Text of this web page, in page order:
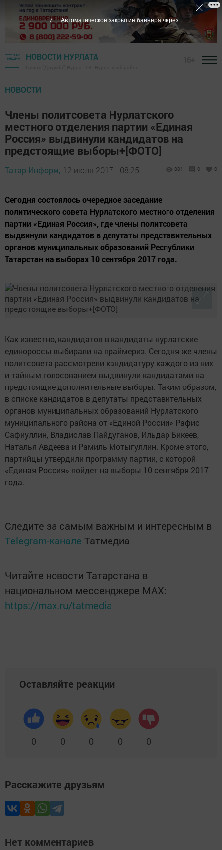
НОВОСТИ НУРЛАТА
НОВОСТИ
Члены политсовета Нурлатского
местного отделения партии «Единая
Россия» выдвинули кандидатов на
предстоящие выборы+[ФОТО]
Татар-Информ, 12 июля 2017 - 08:25 881 0 0
Сегодня состоялось очередное заседание
политического совета Нурлатского местного отделения
партии «Единая Россия», где члены политсовета
выдвинули кандидатов в депутаты представительных
органов муниципальных образований Республики
Татарстан на выборах 10 сентября 2017 года.
Как известно, кандидатов в кандидаты нурлатские
единороссы выбирали на праймериз. Сегодня же члены
политсовета рассмотрели кандидатуру каждого из них
и тайным голосованием выдвинули кандидатами на
предстоящие дополнительные выборы. Таким образом,
в списке кандидатов в депутаты представительных
органов муниципальных образований Нурлатского
муниципального района от «Единой России» Рафис
Сафиуллин, Владислав Пайдуганов, Ильдар Бикеев,
Наталья Авдеева и Рамиль Мотыгуллин. Кроме этого,
партийцы утвердили программу партии, с которой
«Единая Россия» пойдет на выборы 10 сентября 2017
года.
Следите за самым важным и интересным в
Telegram-канале Татмедиа
Читайте новости Татарстана в
национальном мессенджере MАХ:
https://max.ru/tatmedia
Оставляйте реакции
0 0 0 0 0
Расскажите друзьям
Нет комментариев
6 Автоматическое закрытие баннера через